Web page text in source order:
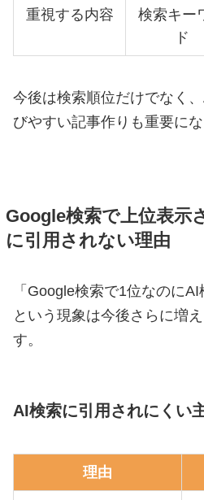
重視する内容
検索キー
ド
今後は検索順位だけでなく
びやすい記事作りも重要にな
Google検索で上位表示
に引用されない理由
「Google検索で1位なのに
という現象は今後さらに増
す。
AI検索に引用されにくい
理由